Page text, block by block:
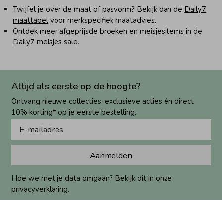
Twijfel je over de maat of pasvorm? Bekijk dan de Daily7
maattabel voor merkspecifiek maatadvies.
Ontdek meer afgeprijsde broeken en meisjesitems in de
Daily7 meisjes sale.
Altijd als eerste op de hoogte?
Ontvang nieuwe collecties, exclusieve acties én direct
10% korting* op je eerste bestelling.
Aanmelden
Hoe we met je data omgaan? Bekijk dit in onze
privacyverklaring.